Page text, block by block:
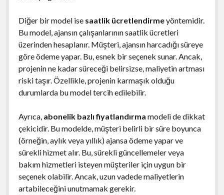
Diğer bir model ise saatlik ücretlendirmeyöntemidir.
Bu model, ajansın çalışanlarının saatlik ücretleri
üzerinden hesaplanır. Müşteri, ajansın harcadığı süreye
göre ödeme yapar. Bu, esnek bir seçenek sunar. Ancak,
projenin ne kadar süreceği belirsizse, maliyetin artması
riski taşır. Özellikle, projenin karmaşık olduğu
durumlarda bu model tercih edilebilir.
Ayrıca, abonelik bazlı fiyatlandırma modeli de dikkat
çekicidir. Bu modelde, müşteri belirli bir süre boyunca
(örneğin, aylık veya yıllık) ajansa ödeme yapar ve
sürekli hizmet alır. Bu, sürekli güncellemeler veya
bakım hizmetleri isteyen müşteriler için uygun bir
seçenek olabilir. Ancak, uzun vadede maliyetlerin
artabileceğini unutmamak gerekir.